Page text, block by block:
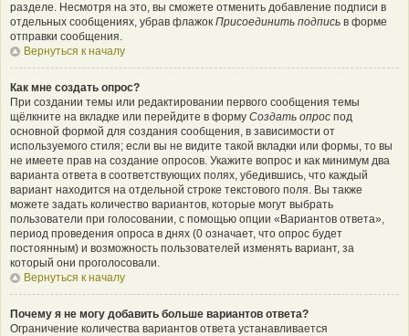
разделе. Несмотря на это, вы сможете отменить добавление подписи в
отдельных сообщениях, убрав флажок Присоединить подпись в форме
отправки сообщения.
Вернуться к началу
Как мне создать опрос?
При создании темы или редактировании первого сообщения темы
щёлкните на вкладке или перейдите в форму Создать опрос под
основной формой для создания сообщения, в зависимости от
используемого стиля; если вы не видите такой вкладки или формы, то вы
не имеете прав на создание опросов. Укажите вопрос и как минимум два
варианта ответа в соответствующих полях, убедившись, что каждый
вариант находится на отдельной строке текстового поля. Вы также
можете задать количество вариантов, которые могут выбрать
пользователи при голосовании, с помощью опции «Вариантов ответа»,
период проведения опроса в днях (0 означает, что опрос будет
постоянным) и возможность пользователей изменять вариант, за
который они проголосовали.
Вернуться к началу
Почему я не могу добавить больше вариантов ответа?
Ограничение количества вариантов ответа устанавливается